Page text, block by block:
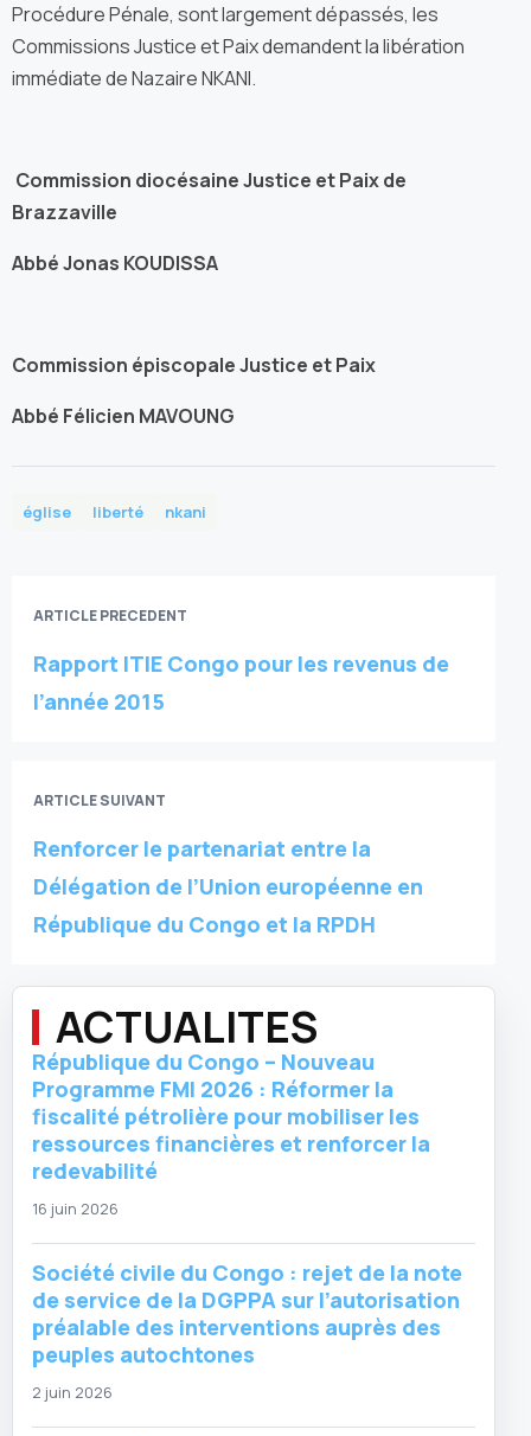
Procédure Pénale, sont largement dépassés, les
Commissions Justice et Paix demandent la libération
immédiate de Nazaire NKANI.
Commission diocésaine Justice et Paix de
Brazzaville
Abbé Jonas KOUDISSA
Commission épiscopale Justice et Paix
Abbé Félicien MAVOUNG
église liberté nkani
ARTICLE PRECEDENT
Rapport ITIE Congo pour les revenus de
l’année 2015
ARTICLE SUIVANT
Renforcer le partenariat entre la
Délégation de l’Union européenne en
République du Congo et la RPDH
ACTUALITES
République du Congo – Nouveau
Programme FMI 2026 : Réformer la
fiscalité pétrolière pour mobiliser les
ressources financières et renforcer la
redevabilité
16 juin 2026
Société civile du Congo : rejet de la note
de service de la DGPPA sur l’autorisation
préalable des interventions auprès des
peuples autochtones
2 juin 2026